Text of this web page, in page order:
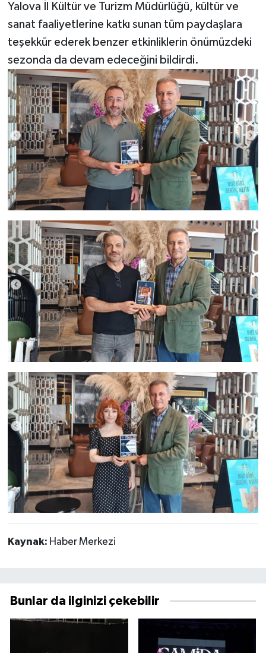
Yalova İl Kültür ve Turizm Müdürlüğü, kültür ve
sanat faaliyetlerine katkı sunan tüm paydaşlara
teşekkür ederek benzer etkinliklerin önümüzdeki
sezonda da devam edeceğini bildirdi.
Kaynak: Haber Merkezi
Bunlar da ilginizi çekebilir